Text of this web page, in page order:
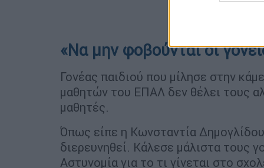
«Να μην φοβούνται οι
Γονέας παιδιού που μίλησε στην
μαθητών του ΕΠΑΛ δεν θέλει τους
μαθητές.
Όπως είπε η Κωνσταντία
διερευνηθεί. Κάλεσε μάλιστα τους
Αστυνομία για το τι γίνεται στο